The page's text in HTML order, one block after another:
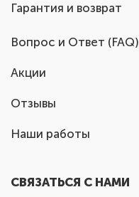
Гарантия и возврат
Вопрос и Ответ (FAQ)
Акции
Отзывы
Наши работы
СВЯЗАТЬСЯ С НАМИ